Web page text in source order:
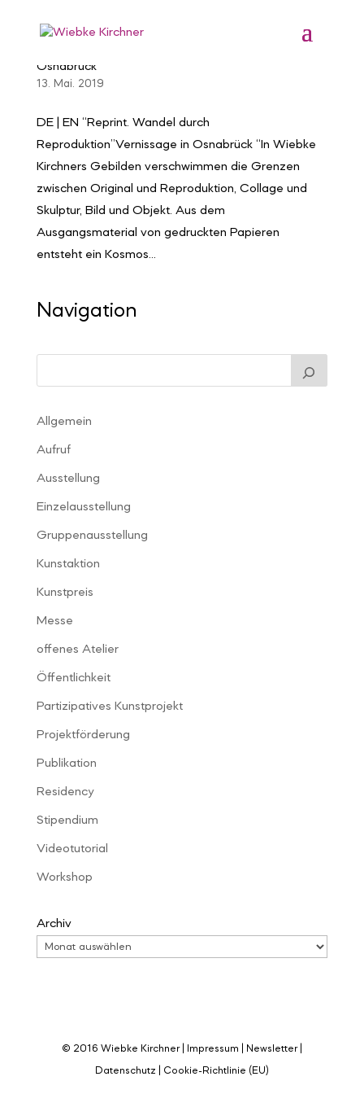
Osnabrück
13. Mai. 2019
DE | EN “Reprint. Wandel durch
Reproduktion”Vernissage in Osnabrück “In Wiebke
Kirchners Gebilden verschwimmen die Grenzen
zwischen Original und Reproduktion, Collage und
Skulptur, Bild und Objekt. Aus dem
Ausgangsmaterial von gedruckten Papieren
entsteht ein Kosmos...
Navigation
Allgemein
Aufruf
Ausstellung
Einzelausstellung
Gruppenausstellung
Kunstaktion
Kunstpreis
Messe
offenes Atelier
Öffentlichkeit
Partizipatives Kunstprojekt
Projektförderung
Publikation
Residency
Stipendium
Videotutorial
Workshop
Archiv
© 2016 Wiebke Kirchner | Impressum Newsletter|
Datenschutz Cookie-Richtlinie (EU)